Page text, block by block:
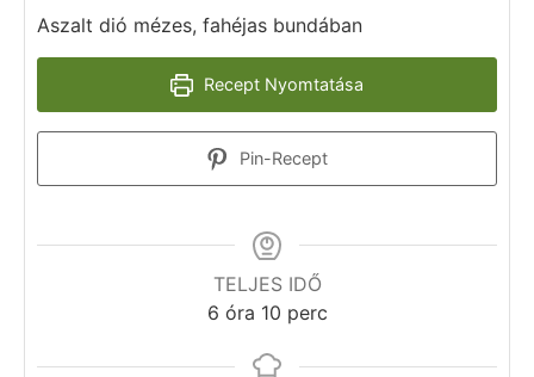
Aszalt dió mézes, fahéjas bundában
Recept Nyomtatása
Pin-Recept
TELJES IDŐ
6 óra 10 perc